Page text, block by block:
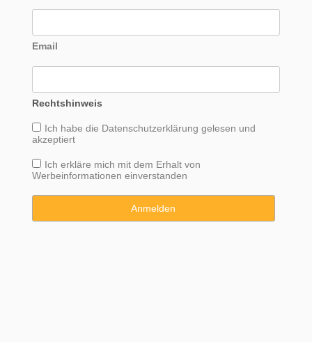
Email
Rechtshinweis
Ich habe die Datenschutzerklärung gelesen und
akzeptiert
Ich erkläre mich mit dem Erhalt von
Werbeinformationen einverstanden